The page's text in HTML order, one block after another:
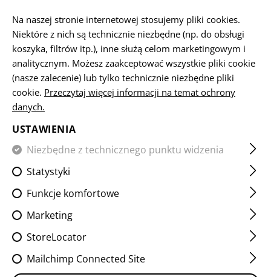
FIELD SHIRTS
STRONA GŁÓWNA ODZIEŻ SHIRTS FIELD SHIRTS
Na naszej stronie internetowej stosujemy pliki cookies.
Niektóre z nich są technicznie niezbędne (np. do obsługi
koszyka, filtrów itp.), inne służą celom marketingowym i
analitycznym. Możesz zaakceptować wszystkie pliki cookie
(nasze zalecenie) lub tylko technicznie niezbędne pliki
cookie. Przeczytaj więcej informacji na temat ochrony
danych.
USTAWIENIA
Niezbędne z technicznego punktu widzenia
Statystyki
Funkcje komfortowe
Marketing
StoreLocator
Mailchimp Connected Site